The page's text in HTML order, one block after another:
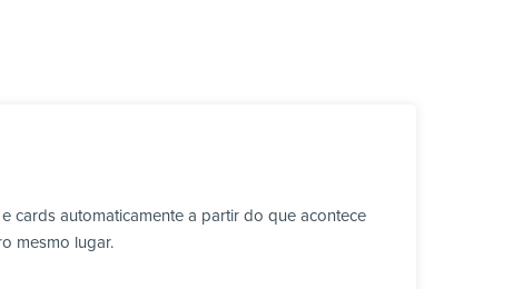
cards automaticamente a partir do que acontece
mesmo lugar.